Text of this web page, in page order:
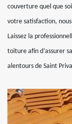
couverture quel que
votre satisfaction,
Laissez la
toiture afin d’assurer
alentours de Saint